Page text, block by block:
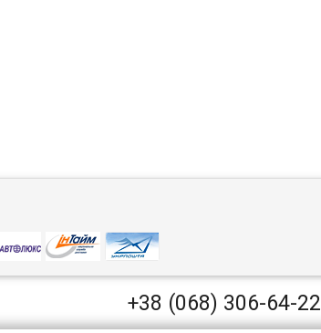
+38 (068) 306-64-22